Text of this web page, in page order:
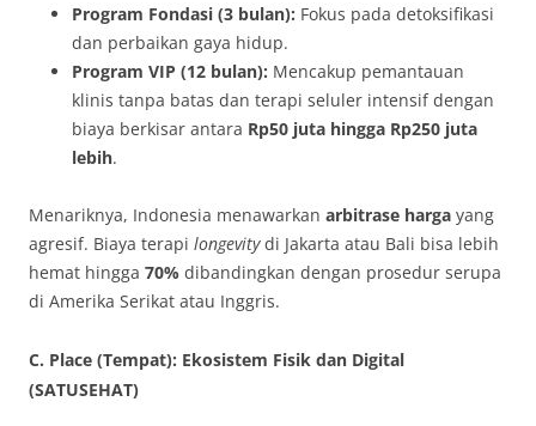
Program Fondasi (3 bulan): Fokus pada detoksifikasi
dan perbaikan gaya hidup.
Program VIP (12 bulan): Mencakup pemantauan
klinis tanpa batas dan terapi seluler intensif dengan
biaya berkisar antara Rp50 juta hingga Rp250 juta
lebih.
Menariknya, Indonesia menawarkan arbitrase harga yang
agresif. Biaya terapi longevitydi Jakarta atau Bali bisa lebih
hemat hingga 70% dibandingkan dengan prosedur serupa
di Amerika Serikat atau Inggris.
C. Place (Tempat): Ekosistem Fisik dan Digital
(SATUSEHAT)